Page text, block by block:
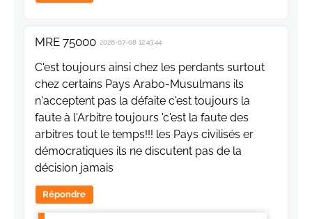
MRE 75000 2026-07-08 12:43:44
C'est toujours ainsi chez les perdants surtout
chez certains Pays Arabo-Musulmans ils
n'acceptent pas la défaite c'est toujours la
faute à l'Arbitre toujours 'c'est la faute des
arbitres tout le temps!!! les Pays civilisés er
démocratiques ils ne discutent pas de la
décision jamais
Répondre